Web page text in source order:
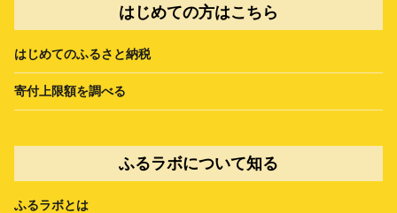
はじめての方はこちら
はじめてのふるさと納税
寄付上限額を調べる
ふるラボについて知る
ふるラボとは